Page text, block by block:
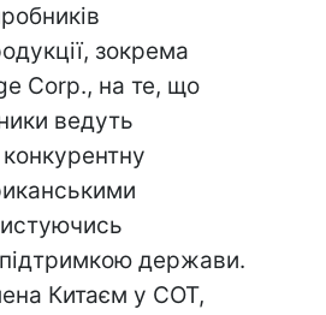
зокрема
Corp., на те, що
ведуть
держави.
Китаєм у СОТ,